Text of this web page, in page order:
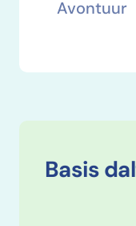
Avontuur
Basis